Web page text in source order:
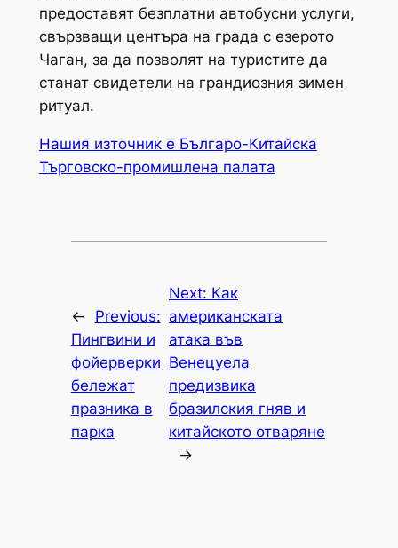
предоставят безплатни автобусни услуги,
свързващи центъра на града с езерото
Чаган, за да позволят на туристите да
станат свидетели на грандиозния зимен
ритуал.
Нашия източник е Българо-Китайска
Търговско-промишлена палaта
←
Previous:
Пингвини и
фойерверки
бележат
празника в
парка
Next: Как
американската
атака във
Венецуела
предизвика
бразилския гняв и
китайското отваряне
→